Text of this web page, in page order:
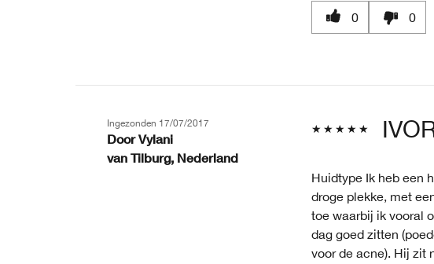
0 0
Ingezonden 17/07/2017
Door Vylani
van Tilburg, Nederland
Huidtype Ik heb een
droge plekke, met
toe waarbij ik vooral
dag goed zitten
voor de acne). Hij zit